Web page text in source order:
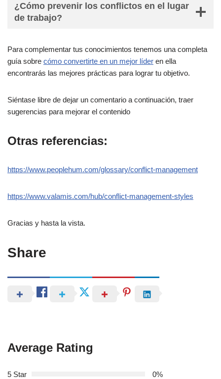
¿Cómo prevenir los conflictos en el lugar
de trabajo?
Para complementar tus conocimientos tenemos una completa
guía sobre cómo convertirte en un mejor líder en ella
encontrarás las mejores prácticas para lograr tu objetivo.
Siéntase libre de dejar un comentario a continuación, traer
sugerencias para mejorar el contenido
Otras referencias:
https://www.peoplehum.com/glossary/conflict-management
https://www.valamis.com/hub/conflict-management-styles
Gracias y hasta la vista.
Share
Average Rating
5 Star
0%